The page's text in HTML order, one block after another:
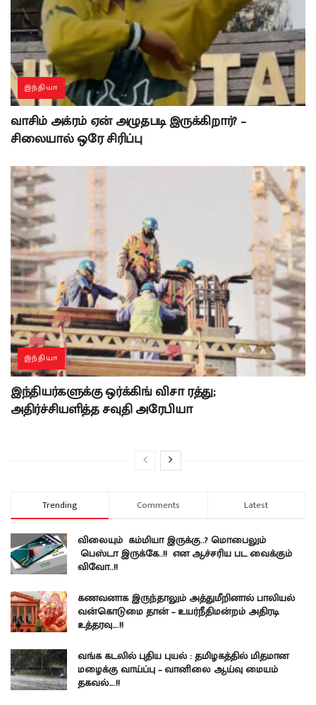
இந்தியா
வாசிம் அக்ரம் ஏன் அழுதபடி இருக்கிறார்? –
சிலையால் ஒரே சிரிப்பு
இந்தியா
இந்தியர்களுக்கு ஒர்க்கிங் விசா ரத்து;
அதிர்ச்சியளித்த சவுதி அரேபியா
Trending Comments Latest
விலையும் கம்மியா இருக்கு..? மொபைலும்
பெஸ்டா இருக்கே..!! என ஆச்சரிய பட வைக்கும்
விவோ..!!
கணவனாக இருந்தாலும் அத்துமீறினால் பாலியல்
வன்கொடுமை தான் – உயர்நீதிமன்றம் அதிரடி
உத்தரவு….!!
வங்க கடலில் புதிய புயல் : தமிழகத்தில் மிதமான
மழைக்கு வாய்ப்பு – வானிலை ஆய்வு மையம்
தகவல்….!!